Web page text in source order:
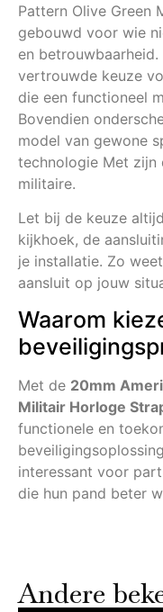
Pattern Olive Green
gebouwd voor wie
en
vertrouwde keuze
die een functioneel
Bovendien
model van gewone
technologie Met
militaire.
Let bij de keuze
kijkhoek, de
je installatie. Zo
aansluit op jouw
Waarom
Met de 20mm
Militair Horloge
functionele en
interessant voor
die hun pand beter
Andere